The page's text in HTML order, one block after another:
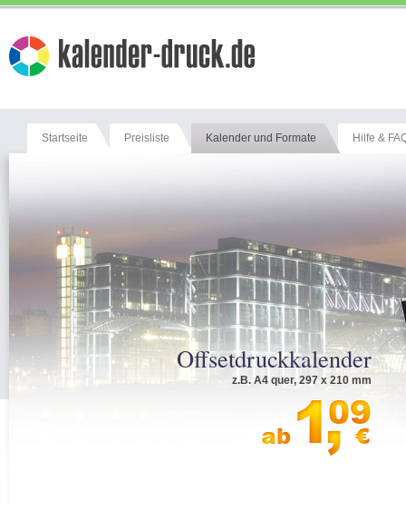
Startseite Preisliste Kalender und Formate Hilfe &
Offsetdruckkalender
z.B. A4 quer, 297 x 210 mm